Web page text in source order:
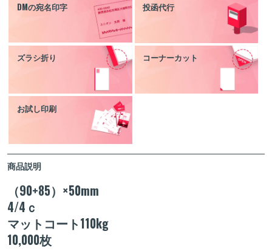
DMの宛名印字 投函代行
ズラシ折り コーナーカット
お試し印刷
商品説明
（90+85）×50mm
4/4ｃ
マットコート110kg
10,000枚